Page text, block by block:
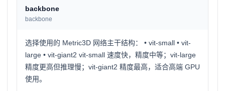
backbone
backbone
选择使用的 Metric3D 网络主干结构： • vit-small • vit-
large • vit-giant2 vit-small 速度快，精度中等；vit-large
精度更高但推理慢；vit-giant2 精度最高，适合高端 GPU
使用。